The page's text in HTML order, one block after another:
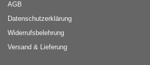
AGB
Datenschutzerklärung
Widerrufsbelehrung
Versand & Lieferung